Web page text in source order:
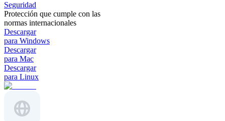
Seguridad
Protección que cumple con las
normas internacionales
Descargar
para Windows
Descargar
para Mac
Descargar
para Linux